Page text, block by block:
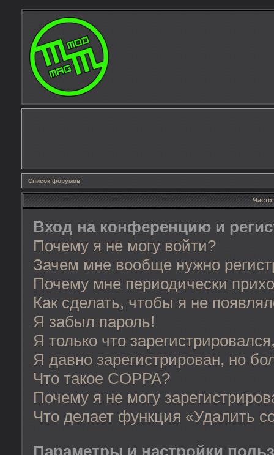
Список форумов
Вход на конференцию и
Почему я не могу войти?
Зачем мне вообще нужно
Почему мне периодически
Как сделать, чтобы я не
Я забыл пароль!
Я только что
Я давно зарегистрирован, но
Что такое COPPA?
Почему я не могу
Что делает функция «Удалить
Параметры и настройки